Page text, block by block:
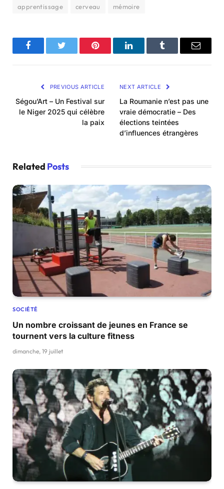
apprentissage cerveau mémoire
FacebookTwitter Pinterest LinkedInTumblr Email
PREVIOUS ARTICLE
Ségou’Art – Un Festival sur
le Niger 2025 qui célèbre
la paix
NEXT ARTICLE
La Roumanie n’est pas une
vraie démocratie – Des
élections teintées
d’influences étrangères
Related Posts
SOCIÉTÉ
Un nombre croissant de jeunes en France se
tournent vers la culture fitness
dimanche, 19 juillet